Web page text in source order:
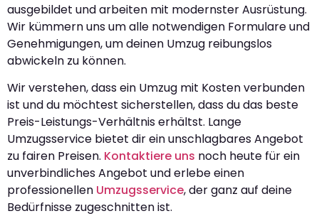
ausgebildet und arbeiten mit modernster Ausrüstung.
Wir kümmern uns um alle notwendigen Formulare und
Genehmigungen, um deinen Umzug reibungslos
abwickeln zu können.
Wir verstehen, dass ein Umzug mit Kosten verbunden
ist und du möchtest sicherstellen, dass du das beste
Preis-Leistungs-Verhältnis erhältst. Lange
Umzugsservice bietet dir ein unschlagbares Angebot
zu fairen Preisen. Kontaktiere uns noch heute für ein
unverbindliches Angebot und erlebe einen
professionellen Umzugsservice, der ganz auf deine
Bedürfnisse zugeschnitten ist.